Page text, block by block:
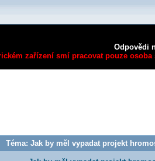
Odpovědi
zařízení smí pracovat pouze
Téma: Jak by měl vypadat projekt